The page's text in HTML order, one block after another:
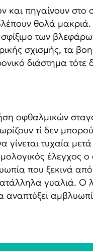
και πηγαίνουν στο
θολά μακριά.
σφίξιμο των
σχισμής, τα
διάστημα τότε
οφθαλμικών
τί δεν
τυχαία
έλεγχος ο
που ξεκινά
γυαλιά. Ο
αναπτύξει